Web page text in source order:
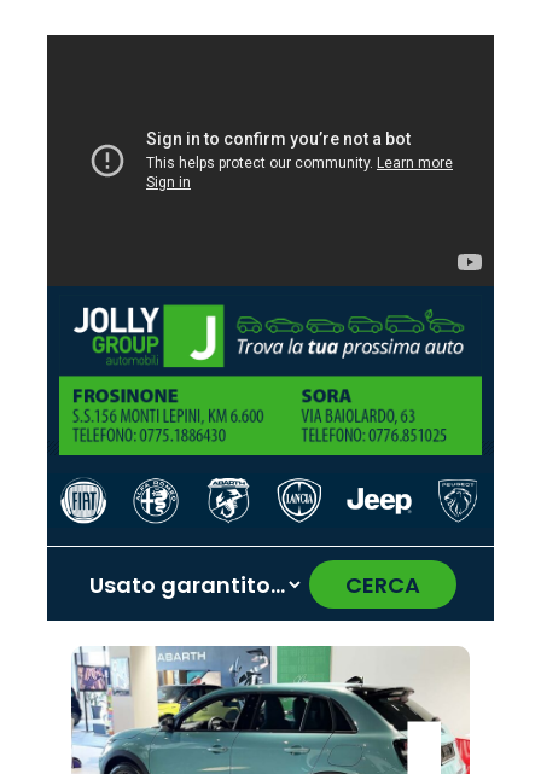
CERCA
Promo
Seat
Promo
Hyundai
Promo
Jaecoo
Promo
Lancia
Promo
Alfa
Romeo
Promo
Land
Rover
Promo
Cupra
Promo
Abarth
Promo
Fiat
Promo
Omoda
Promo
Jeep
Promo
Peugeot
Promo
Opel
Promo
Mazda
Promo
Citroën
‹ ›